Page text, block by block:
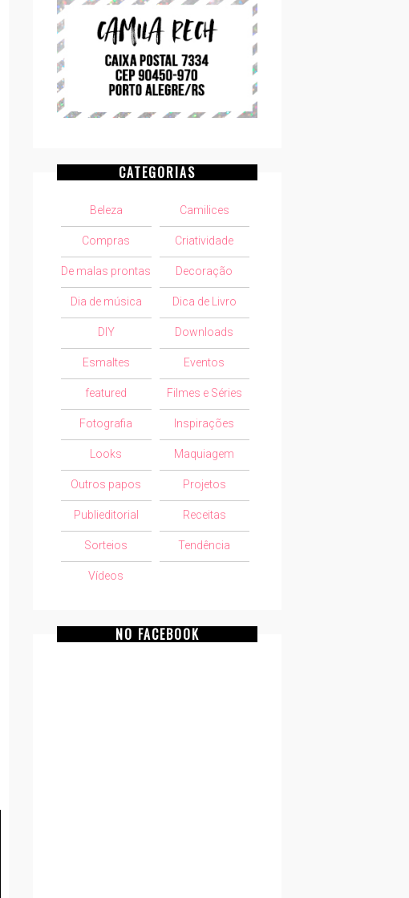
CATEGORIAS
Beleza Camilices
Compras Criatividade
De malas prontas Decoração
Dia de música Dica de Livro
DIY Downloads
Esmaltes Eventos
featured Filmes e Séries
Fotografia Inspirações
Looks Maquiagem
Outros papos Projetos
Publieditorial Receitas
Sorteios Tendência
Vídeos
NO FACEBOOK